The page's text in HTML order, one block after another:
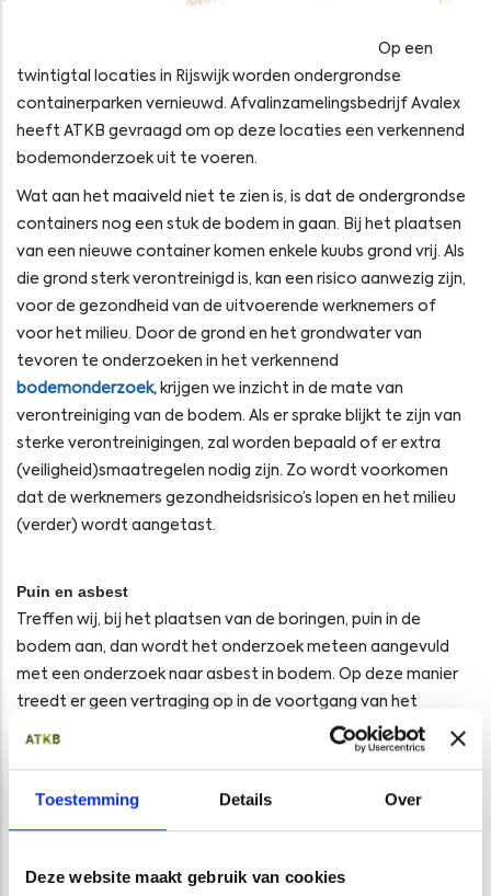
Toestemming Details Over
Deze website maakt gebruik van cookies
Op een
twintigtal locaties in Rijswijk worden ondergrondse
containerparken vernieuwd. Afvalinzamelingsbedrijf Avalex
heeft ATKB gevraagd om op deze locaties een verkennend
bodemonderzoek uit te voeren.
Wat aan het maaiveld niet te zien is, is dat de ondergrondse
containers nog een stuk de bodem in gaan. Bij het plaatsen
van een nieuwe container komen enkele kuubs grond vrij. Als
die grond sterk verontreinigd is, kan een risico aanwezig zijn,
voor de gezondheid van de uitvoerende werknemers of
voor het milieu. Door de grond en het grondwater van
tevoren te onderzoeken in het verkennend
bodemonderzoek, krijgen we inzicht in de mate van
verontreiniging van de bodem. Als er sprake blijkt te zijn van
sterke verontreinigingen, zal worden bepaald of er extra
(veiligheid)smaatregelen nodig zijn. Zo wordt voorkomen
dat de werknemers gezondheidsrisico’s lopen en het milieu
(verder) wordt aangetast.
Puin en asbest
Treffen wij, bij het plaatsen van de boringen, puin in de
bodem aan, dan wordt het onderzoek meteen aangevuld
met een onderzoek naar asbest in bodem. Op deze manier
treedt er geen vertraging op in de voortgang van het
onderzoek. Blijkt er inderdaad asbestverontreiniging
aanwezig te zijn in de bodem, dan worden daar uiteraard
vervangen van de containers.
Voorburg, Rijswijk, Pijnacker-Nootdorp, Delft en Midden-